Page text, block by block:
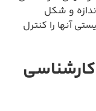
و شکل
آنها را کنترل
کارشناسی